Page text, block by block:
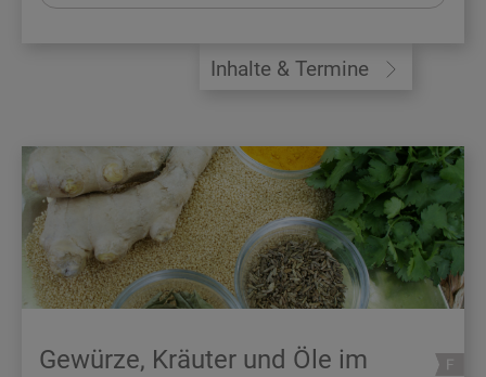
Inhalte & Termine
Gewürze, Kräuter und Öle im